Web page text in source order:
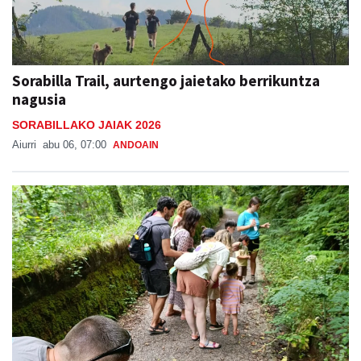
Sorabilla Trail, aurtengo jaietako berrikuntza
nagusia
SORABILLAKO JAIAK 2026
Aiurri abu 06, 07:00 ANDOAIN